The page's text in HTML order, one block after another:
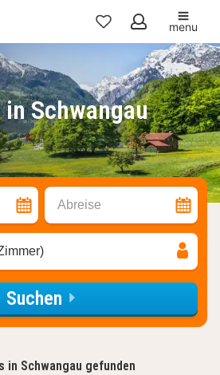
Meine
Favoriten
menu
Schwangau
Abreise
Suchen
in Schwangau gefunden